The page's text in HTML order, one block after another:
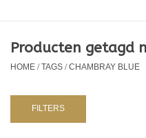
Kids
Producten getagd
HOME/TAGS/CHAMBRAY BLUE
FILTERS